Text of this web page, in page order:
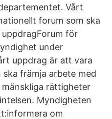
Vårt
forum som ska
för
under
uppdrag är att vara
främja arbete med
rättigheter
Myndigheten
om